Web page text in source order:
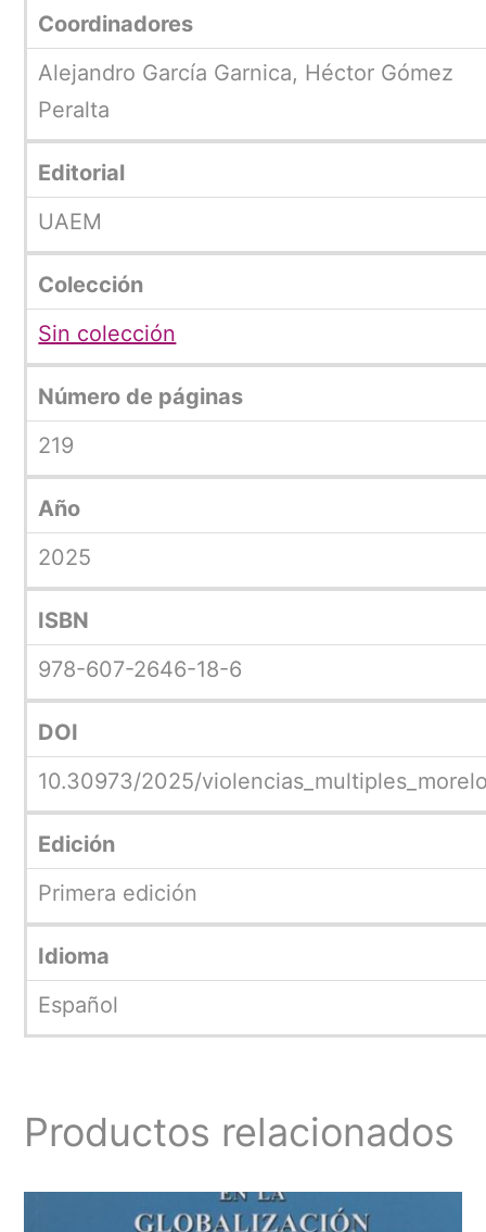
Coordinadores
Alejandro García Garnica, Héctor Gómez
Peralta
Editorial
UAEM
Colección
Sin colección
Número de páginas
219
Año
2025
ISBN
978-607-2646-18-6
DOI
10.30973/2025/
Edición
Primera edición
Idioma
Español
Productos relacionados